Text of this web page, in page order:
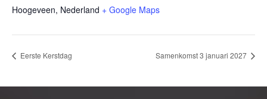
Hoogeveen, Nederland + Google Maps
Eerste Kerstdag Samenkomst 3 januari 2027